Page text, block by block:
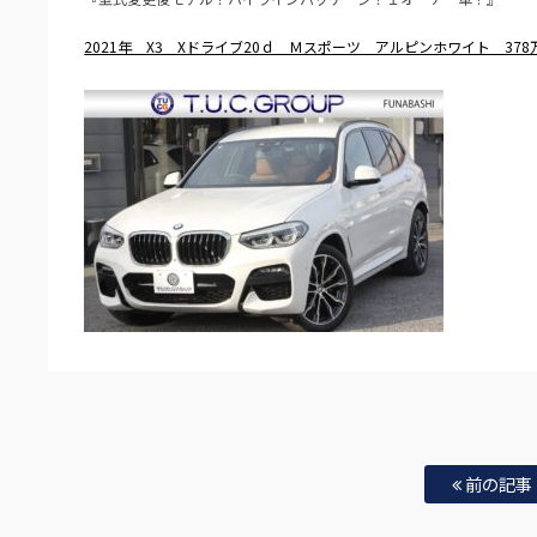
2021年 X3 Xドライブ20ｄ Ｍスポーツ アルピンホワイト 378
前の記事